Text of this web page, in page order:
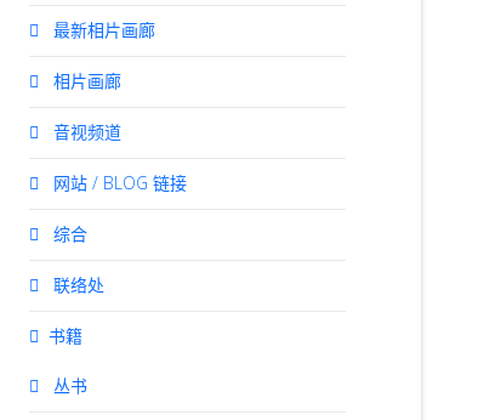
最新相片画廊
相片画廊
音视频道
网站 / BLOG 链接
综合
联络处
书籍
丛书